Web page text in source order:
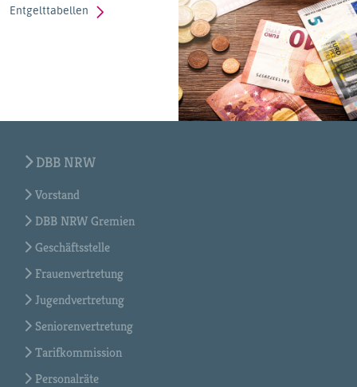
Entgelttabellen
DBB NRW
Vorstand
DBB NRW Gremien
Geschäftsstelle
Frauenvertretung
Jugendvertretung
Seniorenvertretung
Tarifkommission
Personalräte